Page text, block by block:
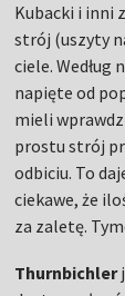
Kubacki i inni
strój (uszyty
ciele. Według
napięte od
mieli
prostu strój
odbiciu. To
ciekawe, że
za zaletę.
Thurnbichler